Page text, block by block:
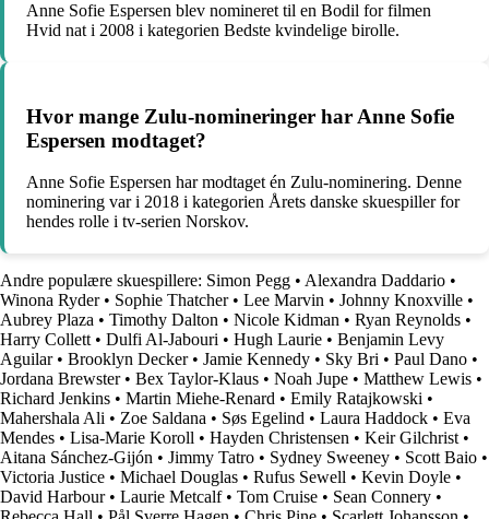
Anne Sofie Espersen blev nomineret til en Bodil for filmen
Hvid nat i 2008 i kategorien Bedste kvindelige birolle.
Hvor mange Zulu-nomineringer har Anne Sofie
Espersen modtaget?
Anne Sofie Espersen har modtaget én Zulu-nominering. Denne
nominering var i 2018 i kategorien Årets danske skuespiller for
hendes rolle i tv-serien Norskov.
Andre populære skuespillere: Simon Pegg • Alexandra Daddario •
Winona Ryder• Sophie Thatcher• Lee Marvin • Johnny Knoxville •
Aubrey Plaza • Timothy Dalton • Nicole Kidman • Ryan Reynolds •
Harry Collett• Dulfi Al-Jabouri • Hugh Laurie • Benjamin Levy
Aguilar• Brooklyn Decker• Jamie Kennedy • Sky Bri • Paul Dano •
Jordana Brewster• Bex Taylor-Klaus • Noah Jupe • Matthew Lewis •
Richard Jenkins • Martin Miehe-Renard • Emily Ratajkowski •
Mahershala Ali • Zoe Saldana • Søs Egelind • Laura Haddock • Eva
Mendes • Lisa-Marie Koroll • Hayden Christensen • Keir Gilchrist•
Aitana Sánchez-Gijón • Jimmy Tatro • Sydney Sweeney • Scott Baio •
Victoria Justice • Michael Douglas • Rufus Sewell • Kevin Doyle •
David Harbour• Laurie Metcalf• Tom Cruise • Sean Connery •